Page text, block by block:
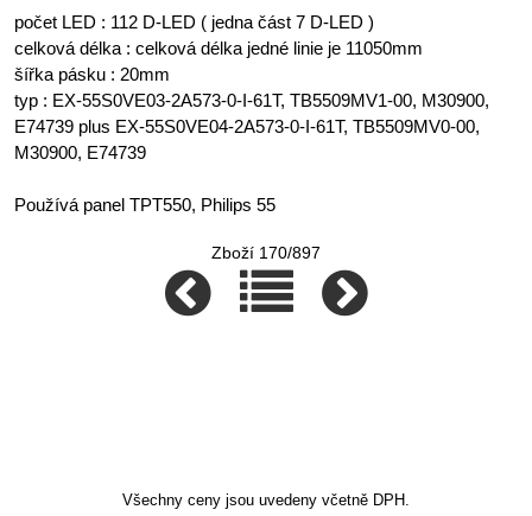
počet LED : 112 D-LED ( jedna část 7 D-LED )
celková délka : celková délka jedné linie je 11050mm
šířka pásku : 20mm
typ : EX-55S0VE03-2A573-0-I-61T, TB5509MV1-00, M30900,
E74739 plus EX-55S0VE04-2A573-0-I-61T, TB5509MV0-00,
M30900, E74739
Používá panel TPT550, Philips 55
Zboží 170/897
Všechny ceny jsou uvedeny včetně DPH.